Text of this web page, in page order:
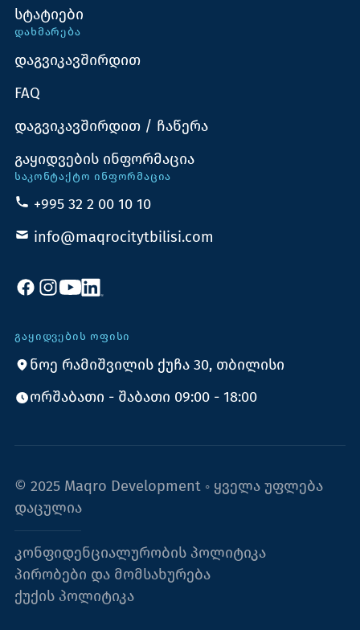
სტატიები
ᲓᲐᲮᲛᲐᲠᲔᲑᲐ
დაგვიკავშირდით
FAQ
დაგვიკავშირდით / ჩაწერა
გაყიდვების ინფორმაცია
ᲡᲐᲙᲝᲜᲢᲐᲥᲢᲝ ᲘᲜᲤᲝᲠᲛᲐᲪᲘᲐ
+995 32 2 00 10 10
info@maqrocitytbilisi.com
ᲒᲐᲧᲘᲓᲕᲔᲑᲘᲡ ᲝᲤᲘᲡᲘ
ნოე რამიშვილის ქუჩა 30, თბილისი
ორშაბათი - შაბათი 09:00 - 18:00
© 2025 Maqro Development ◦ ყველა უფლება
დაცულია
კონფიდენციალურობის პოლიტიკა
პირობები და მომსახურება
ქუქის პოლიტიკა